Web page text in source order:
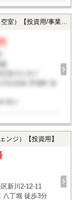
）【投資用/事業用】
日比谷線 茅場町 徒
ンジ）【投資用】
新川2-12-11
八丁堀 徒歩3分